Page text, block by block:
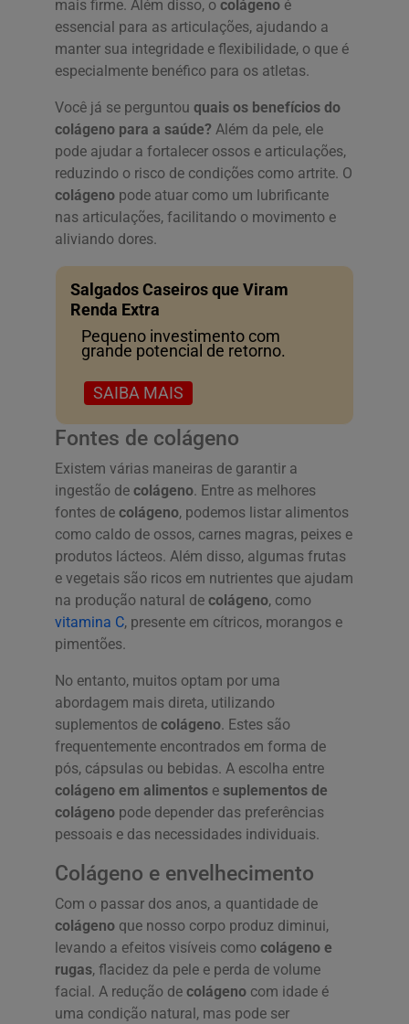
mais firme. Além disso, o colágeno é
essencial para as articulações, ajudando a
manter sua integridade e flexibilidade, o que é
especialmente benéfico para os atletas.
Você já se perguntou quais os benefícios do
colágeno para a saúde? Além da pele, ele
pode ajudar a fortalecer ossos e articulações,
reduzindo o risco de condições como artrite. O
colágeno pode atuar como um lubrificante
nas articulações, facilitando o movimento e
aliviando dores.
Salgados Caseiros que Viram
Renda Extra
Pequeno investimento com
grande potencial de retorno.
SAIBA MAIS
Fontes de colágeno
Existem várias maneiras de garantir a
ingestão de colágeno. Entre as melhores
fontes de colágeno, podemos listar alimentos
como caldo de ossos, carnes magras, peixes e
produtos lácteos. Além disso, algumas frutas
e vegetais são ricos em nutrientes que ajudam
na produção natural de colágeno, como
vitamina C, presente em cítricos, morangos e
pimentões.
No entanto, muitos optam por uma
abordagem mais direta, utilizando
suplementos de colágeno. Estes são
frequentemente encontrados em forma de
pós, cápsulas ou bebidas. A escolha entre
colágeno em alimentos e suplementos de
colágeno pode depender das preferências
pessoais e das necessidades individuais.
Colágeno e envelhecimento
Com o passar dos anos, a quantidade de
colágeno que nosso corpo produz diminui,
levando a efeitos visíveis como colágeno e
rugas, flacidez da pele e perda de volume
facial. A redução de colágeno com idade é
uma condição natural, mas pode ser